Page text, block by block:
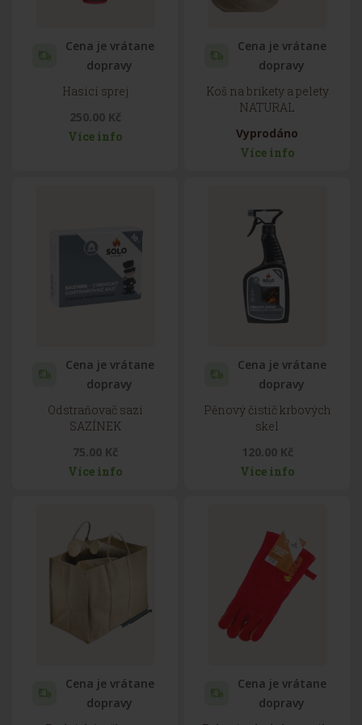
Cena je vrátane
dopravy
Hasicí sprej
250.00 Kč
Více info
Cena je vrátane
dopravy
Koš na brikety a pelety
NATURAL
Vyprodáno
Více info
Cena je vrátane
dopravy
Odstraňovač sazí
SAZÍNEK
75.00 Kč
Více info
Cena je vrátane
dopravy
Pěnový čistič krbových
skel
120.00 Kč
Více info
Cena je vrátane
dopravy
Cena je vrátane
dopravy